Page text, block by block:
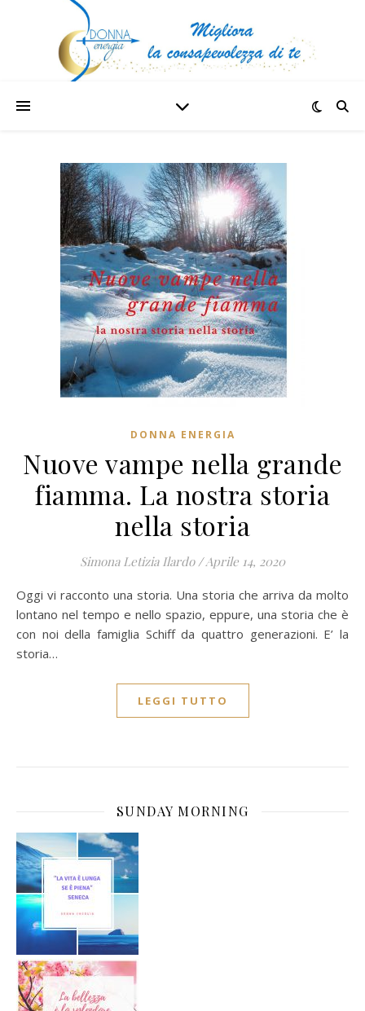
DONNA ENERGIA
Nuove vampe nella grande
fiamma. La nostra storia
nella storia
Simona Letizia Ilardo /Aprile 14, 2020
Oggi vi racconto una storia. Una storia che arriva da molto
lontano nel tempo e nello spazio, eppure, una storia che è
con noi della famiglia Schiff da quattro generazioni. E’ la
storia…
LEGGI TUTTO
SUNDAY MORNING